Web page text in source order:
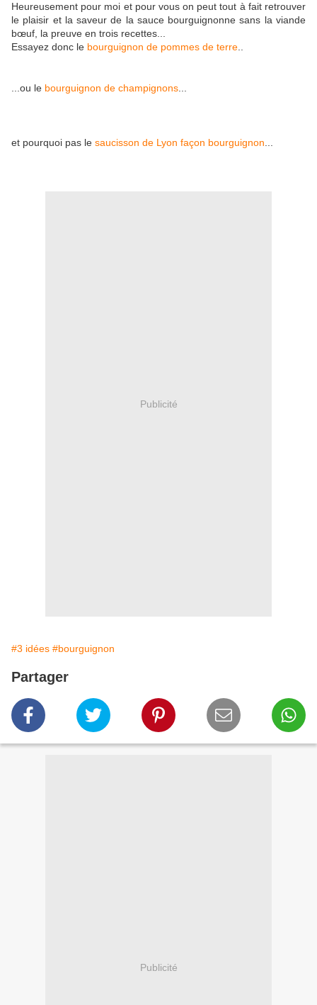
Heureusement pour moi et pour vous on peut tout à fait retrouver
le plaisir et la saveur de la sauce bourguignonne sans la viande
bœuf, la preuve en trois recettes...
Essayez donc le bourguignon de pommes de terre
...ou le bourguignon de champignons
et pourquoi pas le saucisson de Lyon façon bourguignon
Publicité
#3 idées #bourguignon
Partager
Publicité